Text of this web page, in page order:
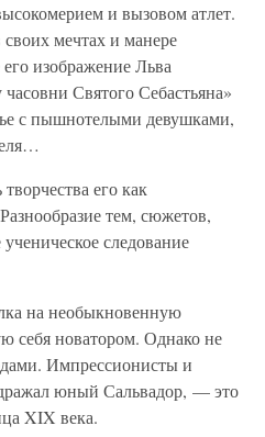
и вызовом атлет.
мечтах и манере
изображение Льва
Святого Себастьяна»
с пышнотелыми девушками,
его как
тем, сюжетов,
следование
на необыкновенную
себя новатором. Однако не
Импрессионисты и
юный Сальвадор, — это
XIX века.